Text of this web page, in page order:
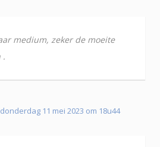
medium, zeker de moeite
.
11 mei 2023 om 18u44